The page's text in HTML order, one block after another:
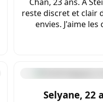
reste discret et clair
envies. J'aime les
Selyane, 22